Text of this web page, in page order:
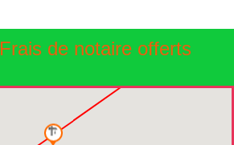
Frais de notaire offerts